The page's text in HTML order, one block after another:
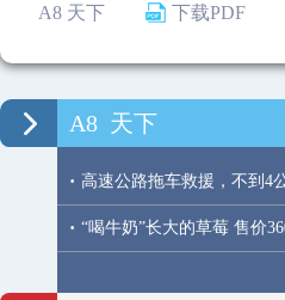
A8 天下 下载PDF
A8 天下
· 高速公路拖车救援，不到4
· “喝牛奶”长大的草莓 售价